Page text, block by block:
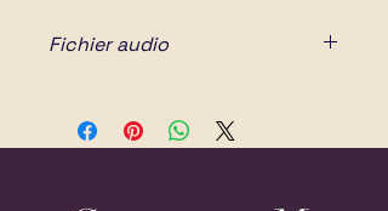
Fichier audio
minutes et 06 secondes à
écouter.